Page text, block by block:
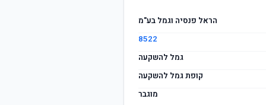
הראל פנסיה וגמל בע"מ
8522
גמל להשקעה
קופת גמל להשקעה
מוגבר